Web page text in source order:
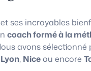
et ses incroyables
coach formé à la
avons sélectionné
Lyon, Niceou encore